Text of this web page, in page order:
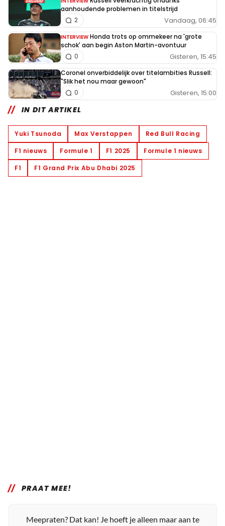
aanhoudende problemen in titelstrijd
Vandaag, 06:45
2
INTERVIEW Honda trots op ommekeer na 'grote
schok' aan begin Aston Martin-avontuur
Gisteren, 15:45
0
Coronel onverbiddelijk over titelambities Russell:
"Slik het nou maar gewoon"
Gisteren, 15:00
0
IN DIT ARTIKEL
Yuki Tsunoda Max Verstappen
Red Bull Racing
F1 nieuws
Formule 1 F1 2025
Formule 1 nieuws
F1
F1 Grand Prix Abu Dhabi 2025
PRAAT MEE!
Meepraten? Dat kan! Je hoeft je alleen maar aan te